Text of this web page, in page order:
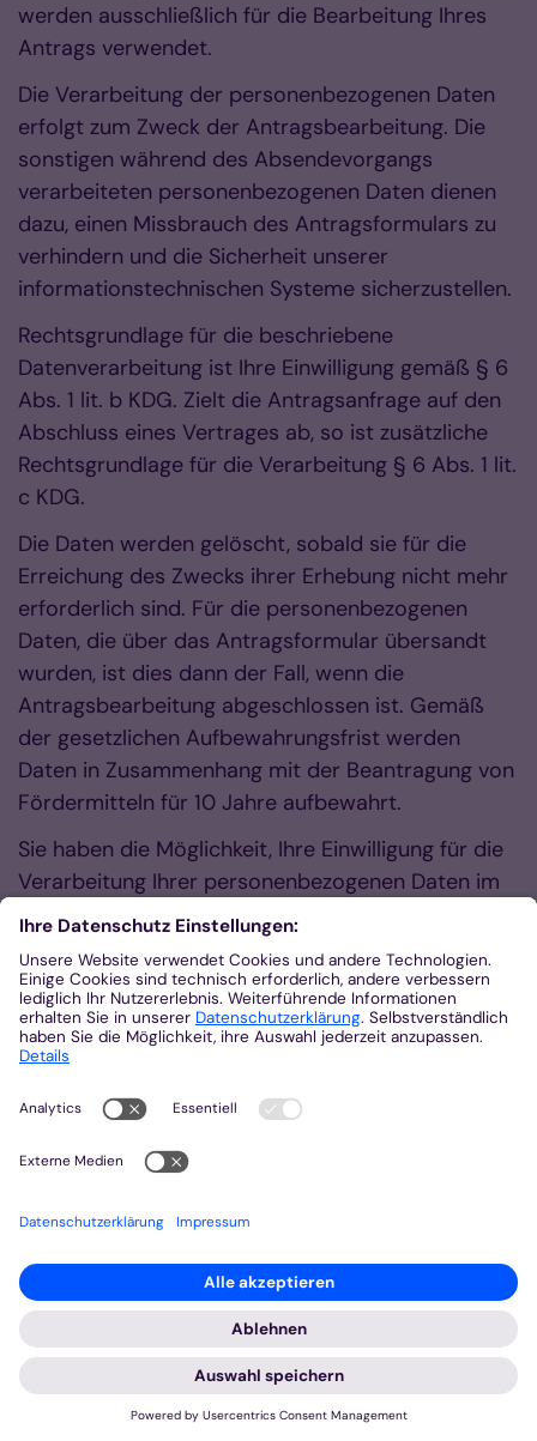
werden ausschließlich für die Bearbeitung Ihres
Antrags verwendet.
Die Verarbeitung der personenbezogenen Daten
erfolgt zum Zweck der Antragsbearbeitung. Die
sonstigen während des Absendevorgangs
verarbeiteten personenbezogenen Daten dienen
dazu, einen Missbrauch des Antragsformulars zu
verhindern und die Sicherheit unserer
informationstechnischen Systeme sicherzustellen.
Rechtsgrundlage für die beschriebene
Datenverarbeitung ist Ihre Einwilligung gemäß § 6
Abs. 1 lit. b KDG. Zielt die Antragsanfrage auf den
Abschluss eines Vertrages ab, so ist zusätzliche
Rechtsgrundlage für die Verarbeitung § 6 Abs. 1 lit.
c KDG.
Die Daten werden gelöscht, sobald sie für die
Erreichung des Zwecks ihrer Erhebung nicht mehr
erforderlich sind. Für die personenbezogenen
Daten, die über das Antragsformular übersandt
wurden, ist dies dann der Fall, wenn die
Antragsbearbeitung abgeschlossen ist. Gemäß
der gesetzlichen Aufbewahrungsfrist werden
Daten in Zusammenhang mit der Beantragung von
Fördermitteln für 10 Jahre aufbewahrt.
Sie haben die Möglichkeit, Ihre Einwilligung für die
Verarbeitung Ihrer personenbezogenen Daten im
Rahmen des Antragsformulars jederzeit zur
widerrufen. Alle personenbezogenen Daten, die im
Rahmen der Nutzung des Antragsformulars
gespeichert wurden, werden in diesem Fall
gelöscht, sofern keine gesetzlichen
der Bearbeitung des Förderantrags ist dann nicht
den Widerruf der Einwilligung die Rechtmäßigkeit
erfolgten Verarbeitung nicht berührt wird.
Möchten Sie in diesem Fall Ihre Einwilligung
widerrufen, wenden Sie sich bitte
anstiftungen@bistum-aachen.de
Registrierung auf dieser Website